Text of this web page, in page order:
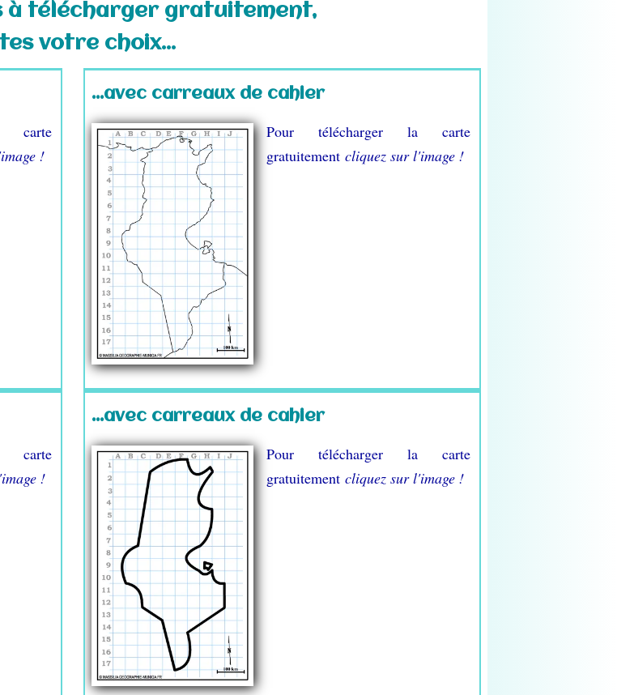
à télécharger gratuitement,
votre choix...
carte
!
...avec carreaux de cahier
Pour télécharger la carte
gratuitement cliquez sur l'image !
carte
!
...avec carreaux de cahier
Pour télécharger la carte
gratuitement cliquez sur l'image !